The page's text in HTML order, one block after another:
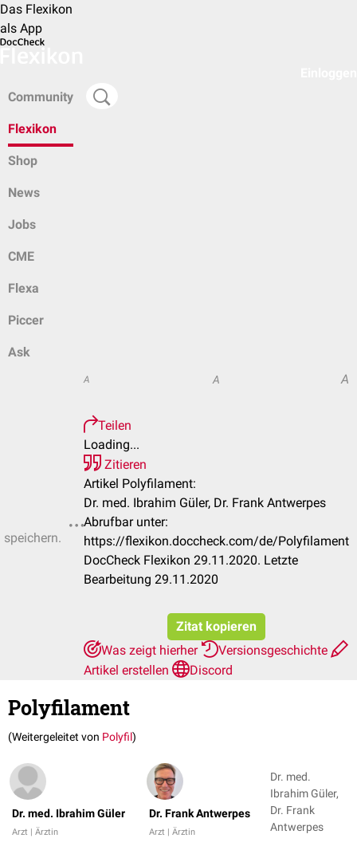
Das Flexikon
als App
Community
Flexikon
Shop
News
Jobs
CME
Flexa
Piccer
Ask
A A A
Teilen
Loading...
Zitieren
Artikel Polyfilament:
Dr. med. Ibrahim Güler, Dr. Frank Antwerpes
Abrufbar unter:
https://flexikon.doccheck.com/de/Polyfilament
DocCheck Flexikon 29.11.2020. Letzte
Bearbeitung 29.11.2020
Zitat kopieren
Was zeigt hierher
Versionsgeschichte
Artikel erstellen
Discord
Polyfilament
(Weitergeleitet von Polyfil)
Dr. med. Ibrahim Güler
Arzt | Ärztin
Dr. Frank Antwerpes
Arzt | Ärztin
Dr. med.
Ibrahim Güler,
Dr. Frank
Antwerpes